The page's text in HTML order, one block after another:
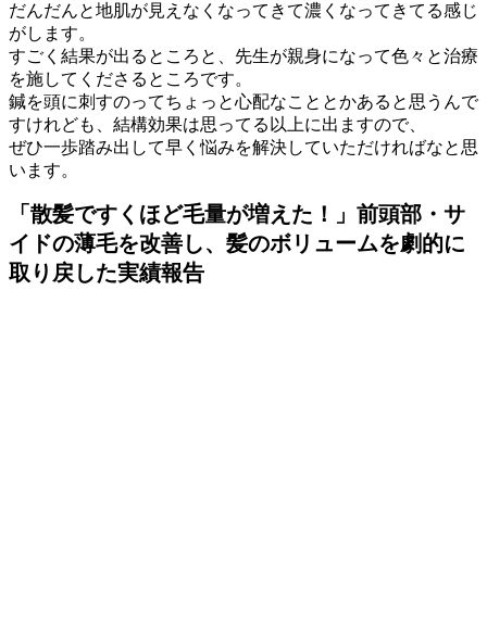
だんだんと地肌が見えなくなってきて濃くなってきてる感じ
がします。
すごく結果が出るところと、先生が親身になって色々と治療
を施してくださるところです。
鍼を頭に刺すのってちょっと心配なこととかあると思うんで
すけれども、結構効果は思ってる以上に出ますので、
ぜひ一歩踏み出して早く悩みを解決していただければなと思
います。
「散髪ですくほど毛量が増えた！」前頭部・サ
イドの薄毛を改善し、髪のボリュームを劇的に
取り戻した実績報告